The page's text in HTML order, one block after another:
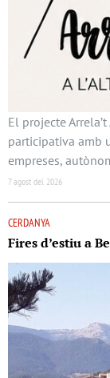
El projecte
participativa amb
empreses,
7 agost del 2026
CERDANYA
Fires d’estiu a